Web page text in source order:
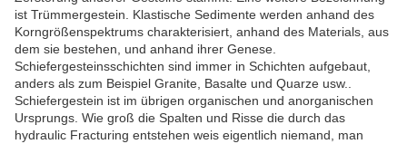
ist Trümmergestein. Klastische Sedimente werden anhand des
Korngrößenspektrums charakterisiert, anhand des Materials, aus
dem sie bestehen, und anhand ihrer Genese.
Schiefergesteinsschichten sind immer in Schichten aufgebaut,
anders als zum Beispiel Granite, Basalte und Quarze usw..
Schiefergestein ist im übrigen organischen und anorganischen
Ursprungs. Wie groß die Spalten und Risse die durch das
hydraulic Fracturing entstehen weis eigentlich niemand, man